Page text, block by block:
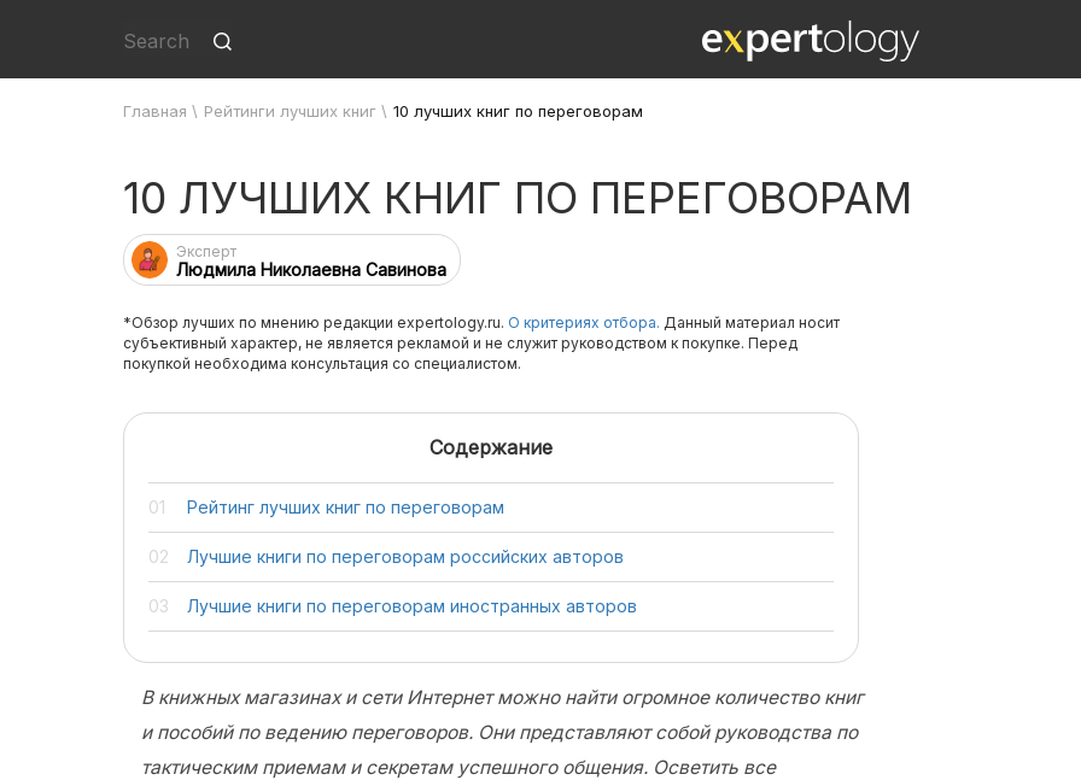
Главная \ Рейтинги лучших книг \ 10 лучших книг по переговорам
10 ЛУЧШИХ КНИГ ПО ПЕРЕГОВОРАМ
Эксперт
Людмила Николаевна Савинова
*Обзор лучших по мнению редакции expertology.ru. О критериях отбора. Данный материал носит
субъективный характер, не является рекламой и не служит руководством к покупке. Перед
покупкой необходима консультация со специалистом.
Содержание
Рейтинг лучших книг по переговорам
Лучшие книги по переговорам российских авторов
Лучшие книги по переговорам иностранных авторов
В книжных магазинах и сети Интернет можно найти огромное количество книг
и пособий по ведению переговоров. Они представляют собой руководства по
тактическим приемам и секретам успешного общения. Осветить все